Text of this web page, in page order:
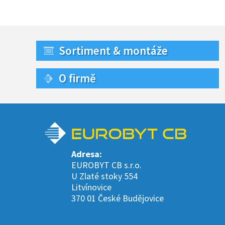
Sortiment & montáže
O firmě
Adresa:
EUROBYT CB s.r.o.
U Zlaté stoky 554
Litvínovice
370 01 České Budějovice